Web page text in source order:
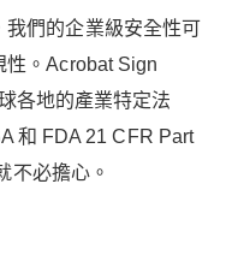
們的企業級安全性可
性。Acrobat Sign
各地的產業特定法
和 FDA 21 CFR Part
不必擔心。